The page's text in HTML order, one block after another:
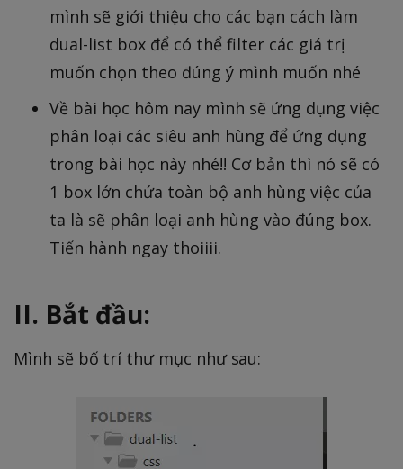
mình sẽ giới thiệu cho các bạn cách làm
dual-list box để có thể filter các giá trị
muốn chọn theo đúng ý mình muốn nhé
Về bài học hôm nay mình sẽ ứng dụng việc
phân loại các siêu anh hùng để ứng dụng
trong bài học này nhé!! Cơ bản thì nó sẽ có
1 box lớn chứa toàn bộ anh hùng việc của
ta là sẽ phân loại anh hùng vào đúng box.
Tiến hành ngay thoiiii.
II. Bắt đầu:
Mình sẽ bố trí thư mục như sau: